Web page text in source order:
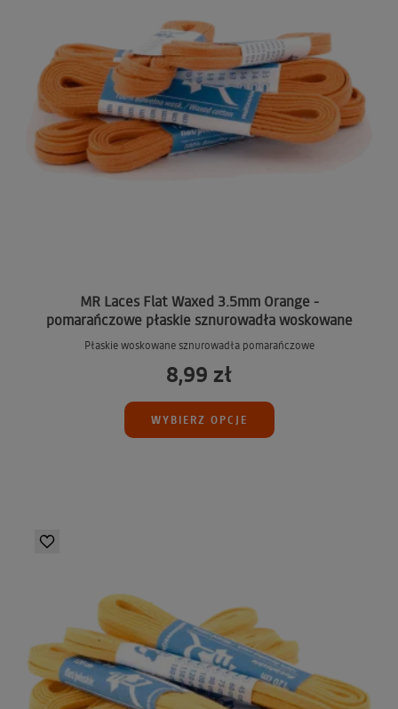
MR Laces Flat Waxed 3.5mm Orange -
pomarańczowe płaskie sznurowadła woskowane
Płaskie woskowane sznurowadła pomarańczowe
8,99 zł
WYBIERZ OPCJE